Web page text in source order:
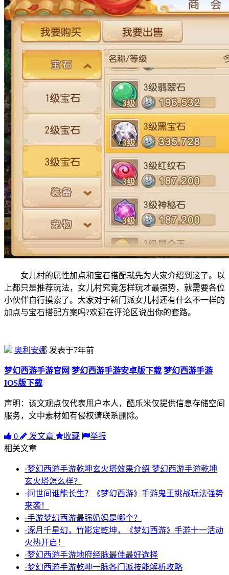
女儿村的属性加点和宝石搭配就先为大家介绍到这了。以
上都只是推荐玩法，女儿村究竟怎样玩才最强势，就需要各位
小伙伴自行摸索了。大家对于新门派女儿村还有什么不一样的
加点与宝石搭配方案吗?欢迎在评论区说出你的套路。
奥利安娜 发表于7年前
梦幻西游手游官网 梦幻西游手游安卓版下载 梦幻西游手游
IOS版下载
声明：该文观点仅代表用户本人，酷乐米仅提供信息存储空间
服务，文中素材如有侵权请联系删除。
0 发文章 收藏
举报
相关文章
·梦幻西游手游乾坤玄火塔效果介绍 梦幻西游手游乾坤
玄火塔怎么样？
·问世间谁能长生？《梦幻西游》手游鬼王挑战玩法强势
来袭！
·手游梦幻西游最强奶妈是哪个？
·涿月千星幻，竹影定乾坤，《梦幻西游》手游十一活动
火热开启！
·梦幻西游手游地府经脉最佳最好选择
·梦幻西游手游乾坤一脉各门派技能解析攻略